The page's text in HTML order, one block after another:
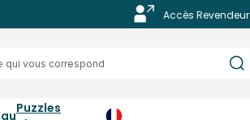
Accès Revendeur
Puzzles